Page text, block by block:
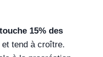
15% des
tend à croître.